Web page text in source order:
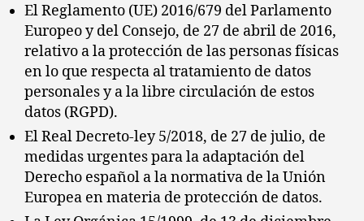
El Reglamento (UE) 2016/679 del Parlamento
Europeo y del Consejo, de 27 de abril de 2016,
relativo a la protección de las personas físicas
en lo que respecta al tratamiento de datos
personales y a la libre circulación de estos
datos (RGPD).
El Real Decreto-ley 5/2018, de 27 de julio, de
medidas urgentes para la adaptación del
Derecho español a la normativa de la Unión
Europea en materia de protección de datos.